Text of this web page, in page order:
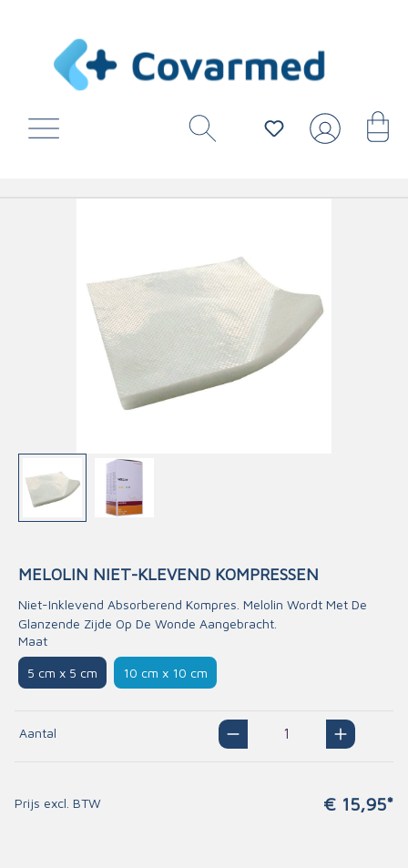
MELOLIN NIET-KLEVEND KOMPRESSEN
Niet-Inklevend Absorberend Kompres. Melolin Wordt Met De
Glanzende Zijde Op De Wonde Aangebracht.
Maat
5 cm x 5 cm 10 cm x 10 cm
Aantal
Prijs excl. BTW € 15,95*